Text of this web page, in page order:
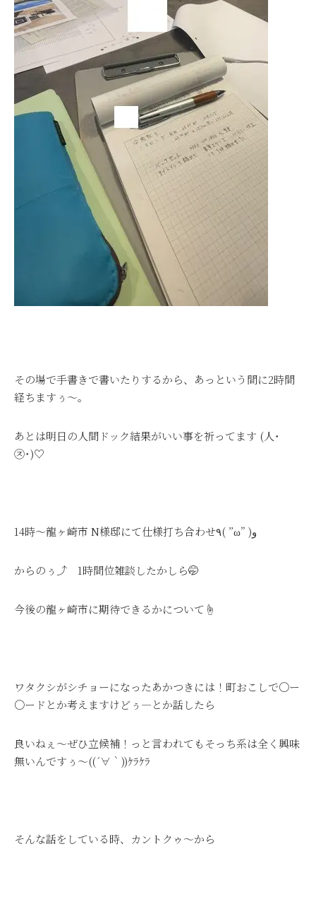
その場で手書きで書いたりするから、あっという間に2時間
経ちますぅ～。
あとは明日の人間ドック結果がいい事を祈ってます (人･
㉨･)♡
14時～龍ヶ崎市 N様邸にて仕様打ち合わせ٩( ”ω” )و
からのぅ⤴ 1時間位雑談したかしら🤭
今後の龍ヶ崎市に期待できるかについて☝
ワタクシがシチョーになったあかつきには！町おこしで〇ー
〇ードとか考えますけどぅ―とか話したら
良いねぇ～ぜひ立候補！っと言われてもそっち系は全く興味
無いんですぅ～((´∀｀))ｹﾗｹﾗ
そんな話をしている時、カントクゥ～から